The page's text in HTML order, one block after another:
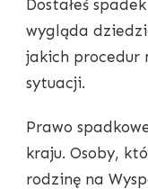
Dostałeś
wygląda
jakich procedur
sytuacji.
Prawo
kraju. Osoby,
rodzinę na